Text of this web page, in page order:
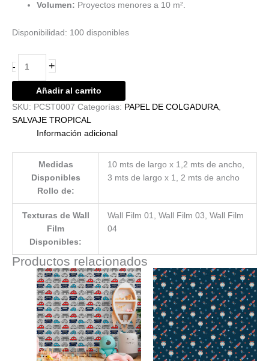
Volumen: Proyectos menores a 10 m².
Disponibilidad: 100 disponibles
- +
Añadir al carrito
SKU: PCST0007 Categorías: PAPEL DE COLGADURA
SALVAJE TROPICAL
Información adicional
Medidas
Disponibles
Rollo de:
10 mts de largo x 1,2 mts de ancho,
3 mts de largo x 1, 2 mts de ancho
Texturas de Wall
Film
Disponibles:
Wall Film 01, Wall Film 03, Wall Film
04
Productos relacionados